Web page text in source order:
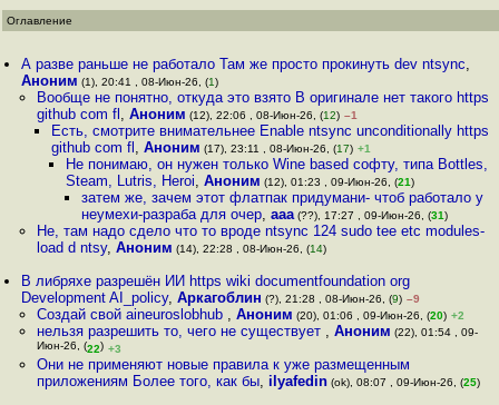
Оглавление
А разве раньше не работало Там же просто прокинуть dev ntsync,
Аноним (1), 20:41 , 08-Июн-26, (1)
Вообще не понятно, откуда это взято В оригинале нет такого https
github com fl , Аноним (12), 22:06 , 08-Июн-26, (12) –1
Есть, смотрите внимательнее Enable ntsync unconditionally https
github com fl , Аноним (17), 23:11 , 08-Июн-26, (17) +1
Не понимаю, он нужен только Wine based софту, типа Bottles,
Steam, Lutris, Heroi,Аноним (12), 01:23 , 09-Июн-26, (21)
затем же, зачем этот флатпак придумани- чтоб работало у
неумехи-разраба для очер, ааа(??), 17:27 , 09-Июн-26, (31)
Не, там надо сдело что то вроде ntsync 124 sudo tee etc modules-
load d ntsy, Аноним (14), 22:28 , 08-Июн-26, (14)
В либряхе разрешён ИИ https wiki documentfoundation org
Development AI_policy,Аркагоблин (?), 21:28 , 08-Июн-26, (9) –9
Создай свой aineuroslobhub , Аноним (20), 01:06 , 09-Июн-26, (20) +2
нельзя разрешить то, чего не существует , Аноним (22), 01:54 , 09-
Июн-26, (22) +3
Они не применяют новые правила к уже размещенным
приложениям Более того, как бы, ilyafedin(ok), 08:07 , 09-Июн-26, (25)